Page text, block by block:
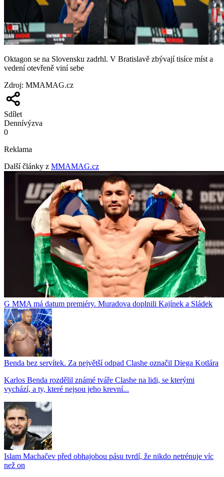
Oktagon se na Slovensku zadrhl. V Bratislavě zbývají tisíce míst a
vedení otevřeně viní sebe
Zdroj: MMAMAG.cz
Sdílet
Dennívýzva
0
Reklama
Další články z MMAMAG.cz
G MMA má datum premiéry. Muradova doplnili Kajínek a Sládek
Benda bez servítek. Za největší odpad Clashe označil Diega Kotlára
Karlos Benda rozdělil známé tváře Clashe na lidi, se kterými
vychází, a ty, které nejsou jeho krevní...
Islam Machačev před obhajobou pásu tvrdí, že nikdo netrénuje víc
než on